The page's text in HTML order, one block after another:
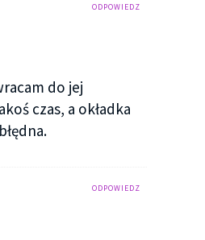
ODPOWIEDZ
do jej
czas, a okładka
ODPOWIEDZ